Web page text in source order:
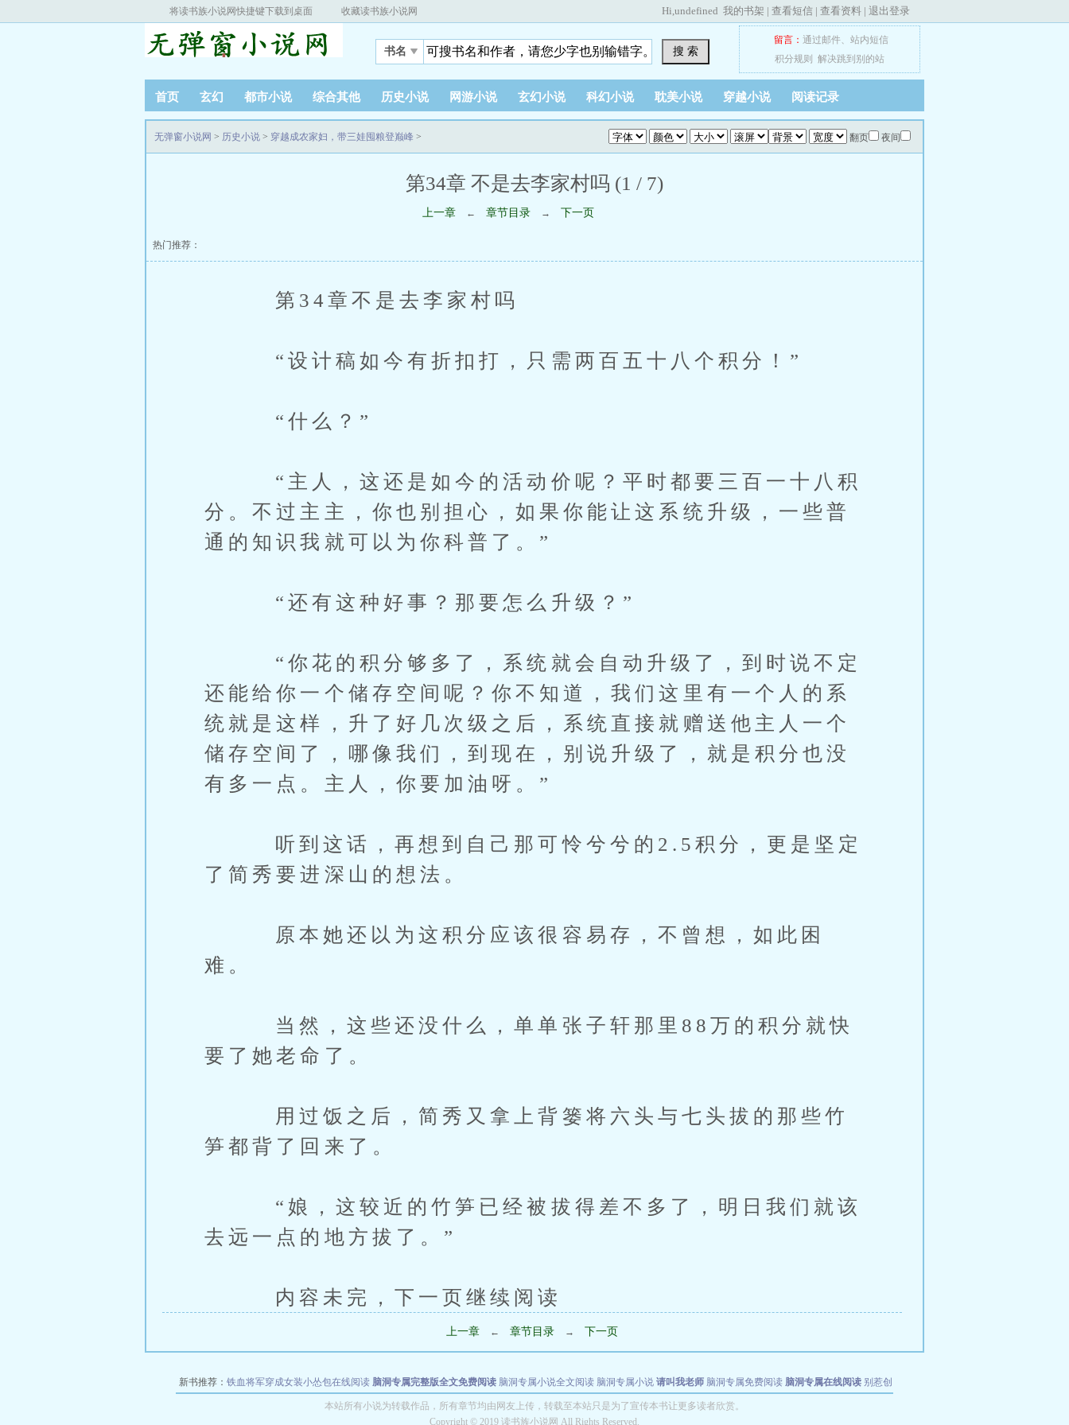
将读书族小说网快捷键下载到桌面 收藏读书族小说网 Hi,undefined 我的书架 | 查看短信 | 查看资料 | 退出登录
书名 搜 索
留言： 通过邮件、 站内短信
积分规则
解决跳到别的站
首页 玄幻 都市小说 综合其他 历史小说 网游小说 玄幻小说 科幻小说 耽美小说 穿越小说 阅读记录
翻页 夜间
无弹窗小说网 > 历史小说 > 穿越成农家妇，带三娃囤粮登巅峰 >
第34章 不是去李家村吗 (1 / 7)
上一章 ← 章节目录 → 下一页
热门推荐：
第34章不是去李家村吗
“设计稿如今有折扣打，只需两百五十八个积分！”
“什么？”
“主人，这还是如今的活动价呢？平时都要三百一十八积
分。不过主主，你也别担心，如果你能让这系统升级，一些普
通的知识我就可以为你科普了。”
“还有这种好事？那要怎么升级？”
“你花的积分够多了，系统就会自动升级了，到时说不定
还能给你一个储存空间呢？你不知道，我们这里有一个人的系
统就是这样，升了好几次级之后，系统直接就赠送他主人一个
储存空间了，哪像我们，到现在，别说升级了，就是积分也没
有多一点。主人，你要加油呀。”
听到这话，再想到自己那可怜兮兮的2.5积分，更是坚定
了简秀要进深山的想法。
原本她还以为这积分应该很容易存，不曾想，如此困
难。
当然，这些还没什么，单单张子轩那里88万的积分就快
要了她老命了。
用过饭之后，简秀又拿上背篓将六头与七头拔的那些竹
笋都背了回来了。
“娘，这较近的竹笋已经被拔得差不多了，明日我们就该
去远一点的地方拔了。”
内容未完，下一页继续阅读
上一章 ← 章节目录 → 下一页
新书推荐： 铁血将军穿成女装小怂包在线阅读 脑洞专属完整版全文免费阅读 脑洞专属小说全文阅读 脑洞专属小说 请叫我老师 脑洞专属免费阅读 脑洞专属在线阅读 别惹创
世者 穿书第一天就结婚小说全文阅读
本站所有小说为转载作品，所有章节均由网友上传，转载至本站只是为了宣传本书让更多读者欣赏。
Copyright © 2019 读书族小说网 All Rights Reserved.